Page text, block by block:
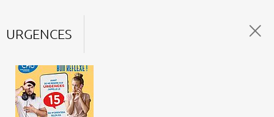
URGENCES